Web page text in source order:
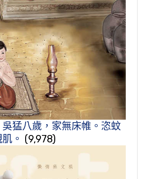
吳猛八歲，家無床帷。恣蚊
。 (9,978)